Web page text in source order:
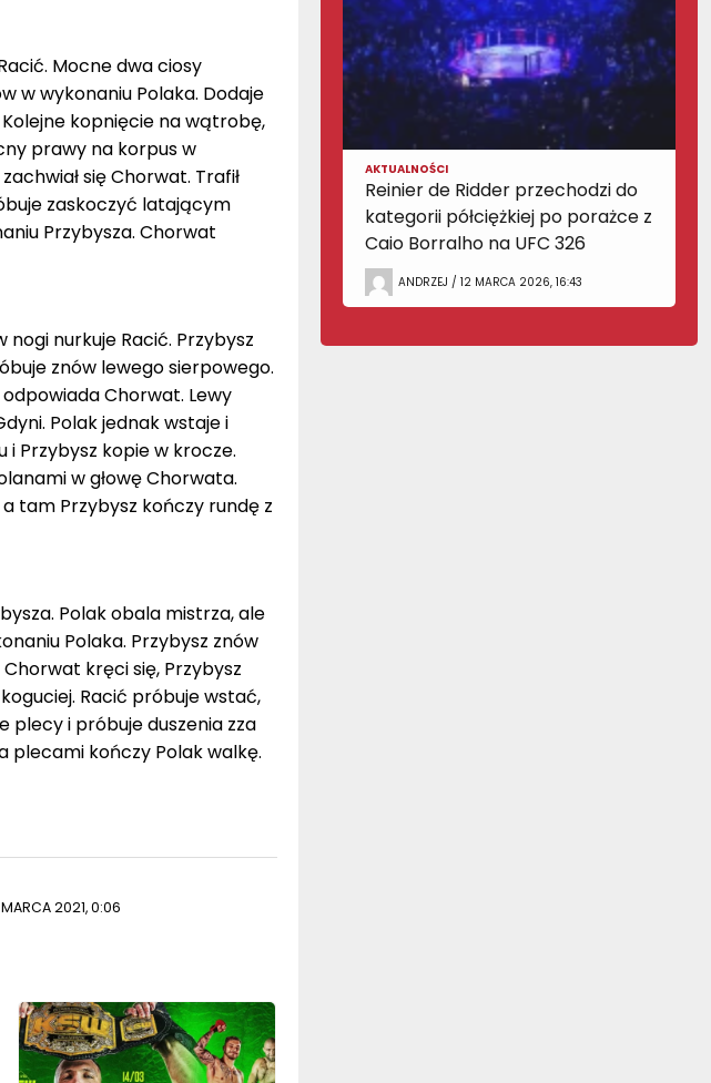
Mocne dwa ciosy
w wykonaniu Polaka. Dodaje
kopnięcie na wątrobę,
prawy na korpus w
się Chorwat. Trafił
zaskoczyć latającym
Przybysza. Chorwat
nogi nurkuje Racić. Przybysz
znów lewego sierpowego.
Chorwat. Lewy
Polak jednak wstaje i
i Przybysz kopie w krocze.
w głowę Chorwata.
tam Przybysz kończy rundę z
Polak obala mistrza, ale
Polaka. Przybysz znów
kręci się, Przybysz
Racić próbuje wstać,
plecy i próbuje duszenia zza
plecami kończy Polak walkę.
MARCA 2021, 0:06
AKTUALNOŚCI
Reinier de Ridder przechodzi do
kategorii półciężkiej po porażce z
Caio Borralho na UFC 326
ANDRZEJ / 12 MARCA 2026, 16:43